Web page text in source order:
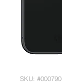
SKU: #000790